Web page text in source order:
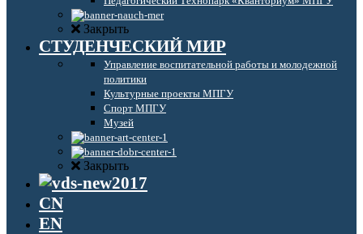
Закрыть
СТУДЕНЧЕСКИЙ МИР
Управление воспитательной работы и молодежной
политики
Культурные проекты МПГУ
Спорт МПГУ
Музей
Закрыть
CN
EN